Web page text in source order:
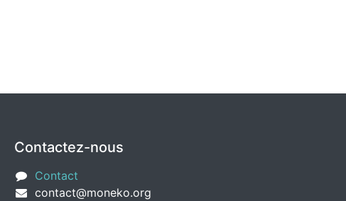
Contactez-nous
Contact
contact@moneko.org